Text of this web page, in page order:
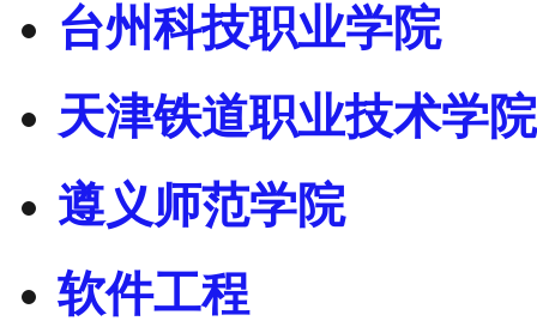
台州科技职业学院
天津铁道职业技术学院
遵义师范学院
软件工程